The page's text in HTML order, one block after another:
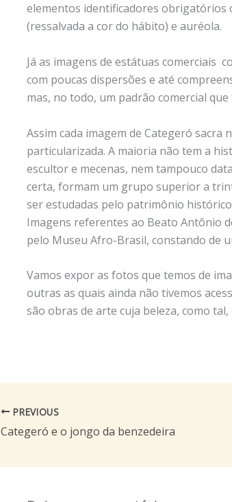
elementos identificadores obrigatórios
(ressalvada a cor do hábito) e auréola.
Já as imagens de estátuas comerciais
com poucas dispersões e até
mas, no todo, um padrão comercial
Assim cada imagem de Categeró sacra
particularizada. A maioria não tem a
escultor e mecenas, nem tampouco
certa, formam um grupo superior a
ser estudadas pelo patrimônio
Imagens referentes ao Beato Antônio
pelo Museu Afro-Brasil, constando de
Vamos expor as fotos que temos de
outras as quais ainda não tivemos
são obras de arte cuja beleza, como tal,
PREVIOUS
Categeró e o jongo da benzedeira